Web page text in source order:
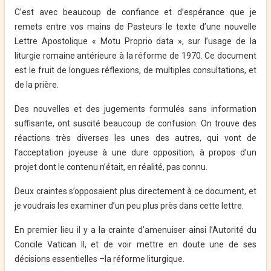
C’est avec beaucoup de confiance et d’espérance que je
remets entre vos mains de Pasteurs le texte d’une nouvelle
Lettre Apostolique « Motu Proprio data », sur l’usage de la
liturgie romaine antérieure à la réforme de 1970. Ce document
est le fruit de longues réflexions, de multiples consultations, et
de la prière.
Des nouvelles et des jugements formulés sans information
suffisante, ont suscité beaucoup de confusion. On trouve des
réactions très diverses les unes des autres, qui vont de
l’acceptation joyeuse à une dure opposition, à propos d’un
projet dont le contenu n’était, en réalité, pas connu.
Deux craintes s’opposaient plus directement à ce document, et
je voudrais les examiner d’un peu plus près dans cette lettre.
En premier lieu il y a la crainte d’amenuiser ainsi l’Autorité du
Concile Vatican II, et de voir mettre en doute une de ses
décisions essentielles –la réforme liturgique.